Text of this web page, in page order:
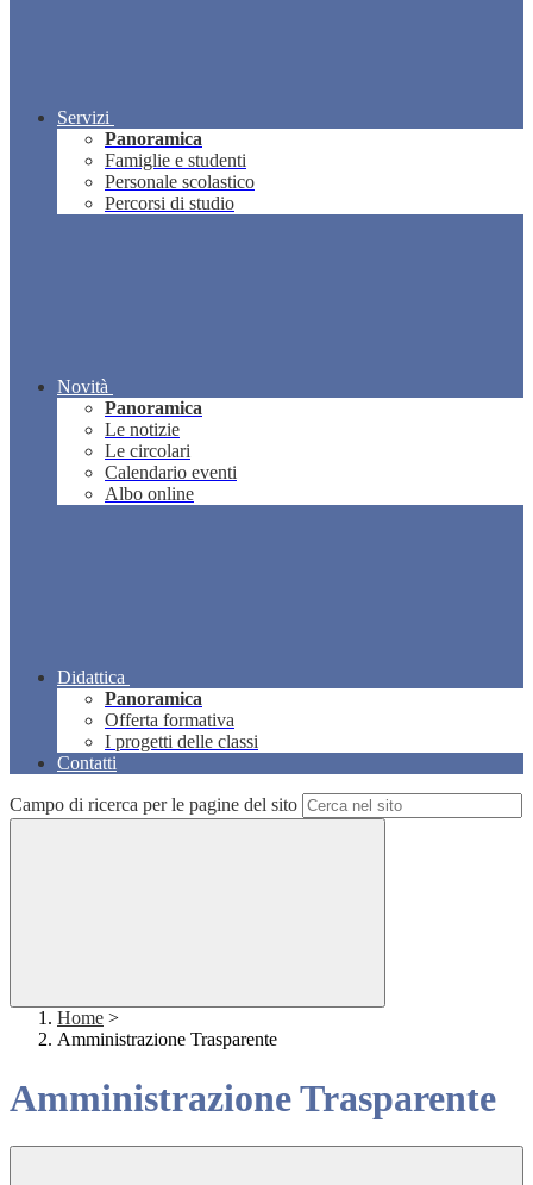
Servizi
Panoramica
Famiglie e studenti
Personale scolastico
Percorsi di studio
Novità
Panoramica
Le notizie
Le circolari
Calendario eventi
Albo online
Didattica
Panoramica
Offerta formativa
I progetti delle classi
Contatti
Campo di ricerca per le pagine del sito
Home >
Amministrazione Trasparente
Amministrazione Trasparente